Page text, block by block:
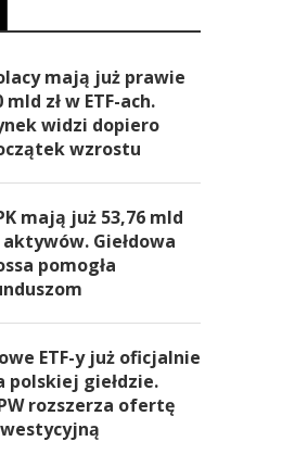
mają już prawie
mld zł w ETF-ach.
widzi dopiero
wzrostu
mają już 53,76 mld
aktywów. Giełdowa
pomogła
ETF-y już oficjalnie
polskiej giełdzie.
rozszerza ofertę